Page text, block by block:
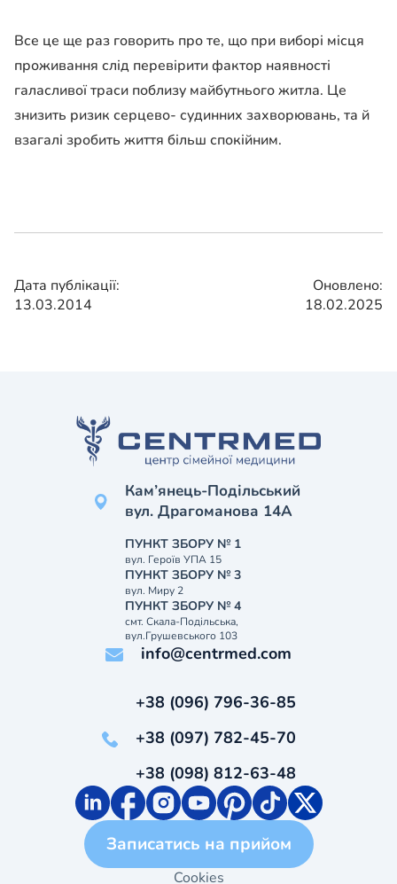
Все це ще раз говорить про те, що при виборі місця
проживання слід перевірити фактор наявності
галасливої ​​траси поблизу майбутнього житла. Це
знизить ризик серцево- судинних захворювань, та й
взагалі зробить життя більш спокійним.
Дата публікації:
13.03.2014
Оновлено:
18.02.2025
Кам’янець-Подільський
вул. Драгоманова 14А
ПУНКТ ЗБОРУ № 1
вул. Героїв УПА 15
ПУНКТ ЗБОРУ № 3
вул. Миру 2
ПУНКТ ЗБОРУ № 4
смт. Скала-Подільська,
вул.Грушевського 103
info@centrmed.com
+38 (096) 796-36-85
+38 (097) 782-45-70
+38 (098) 812-63-48
Записатись на прийом
Cookies